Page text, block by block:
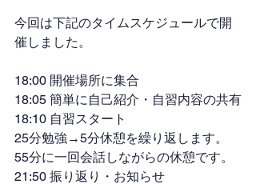
今回は下記のタイムスケジュールで開
催しました。
18:00 開催場所に集合
18:05 簡単に自己紹介・自習内容の共有
18:10 自習スタート
25分勉強→5分休憩を繰り返します。
55分に一回会話しながらの休憩です。
21:50 振り返り・お知らせ